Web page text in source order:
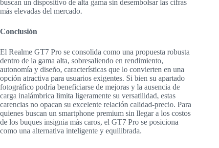
buscan un dispositivo de alta gama sin desembolsar las cifras
más elevadas del mercado.
Conclusión
El Realme GT7 Pro se consolida como una propuesta robusta
dentro de la gama alta, sobresaliendo en rendimiento,
autonomía y diseño, características que lo convierten en una
opción atractiva para usuarios exigentes. Si bien su apartado
fotográfico podría beneficiarse de mejoras y la ausencia de
carga inalámbrica limita ligeramente su versatilidad, estas
carencias no opacan su excelente relación calidad-precio. Para
quienes buscan un smartphone premium sin llegar a los costos
de los buques insignia más caros, el GT7 Pro se posiciona
como una alternativa inteligente y equilibrada.